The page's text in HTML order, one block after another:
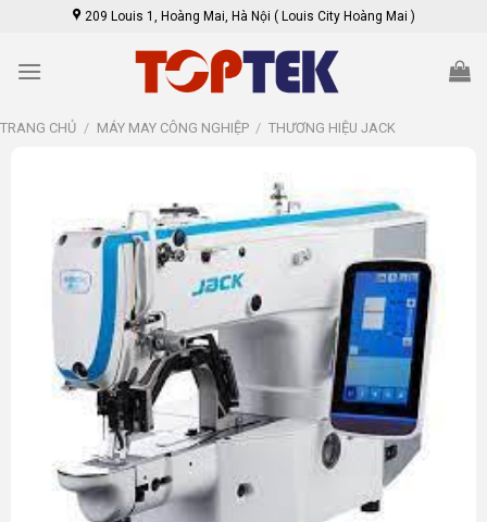
content
209 Louis 1, Hoàng Mai, Hà Nội ( Louis City Hoàng Mai )
TRANG CHỦ / MÁY MAY CÔNG NGHIỆP / THƯƠNG HIỆU JACK